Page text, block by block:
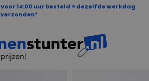
Voor 14:00 uur besteld = dezelfde werkdag
verzonden*